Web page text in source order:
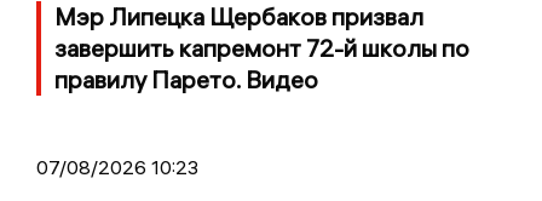
Мэр Липецка Щербаков призвал
завершить капремонт 72-й школы по
правилу Парето. Видео
07/08/2026 10:23